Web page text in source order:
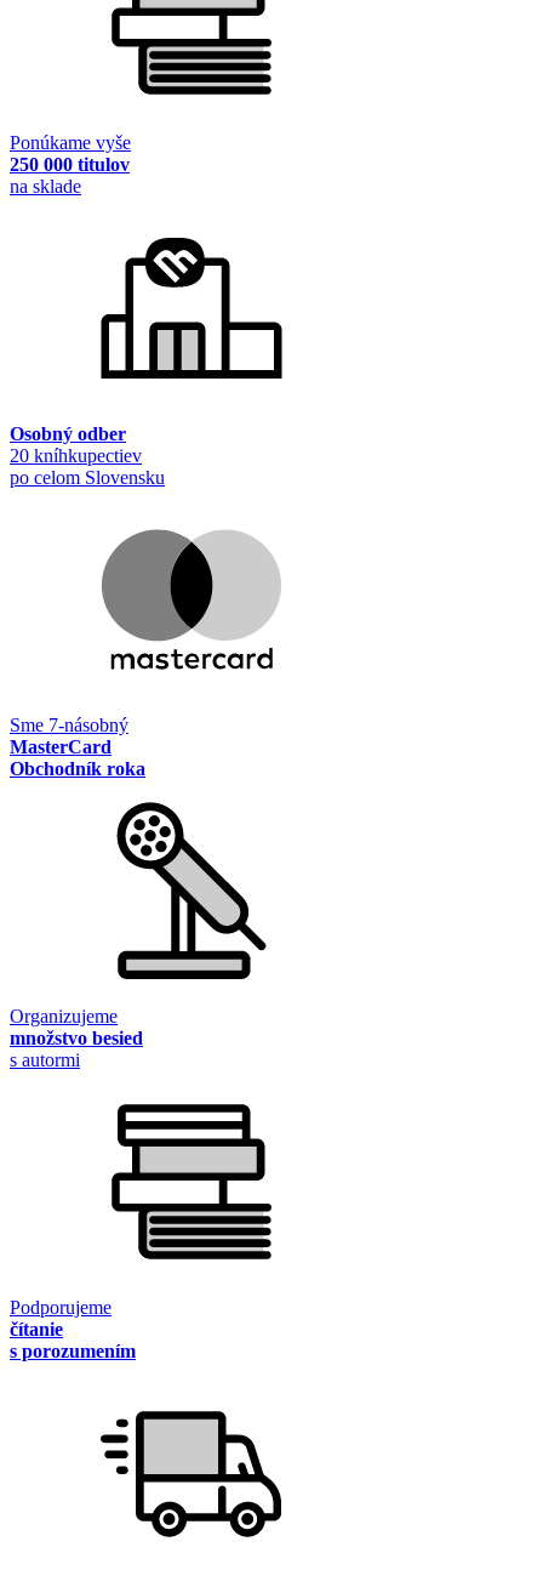
Ponúkame vyše
250 000 titulov
na sklade
Osobný odber
20 kníhkupectiev
po celom Slovensku
Sme 7-násobný
MasterCard
Obchodník roka
Organizujeme
množstvo besied
s autormi
Podporujeme
čítanie
s porozumením